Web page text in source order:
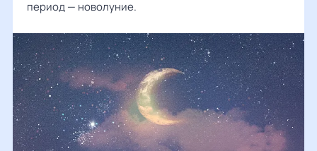
период — новолуние.